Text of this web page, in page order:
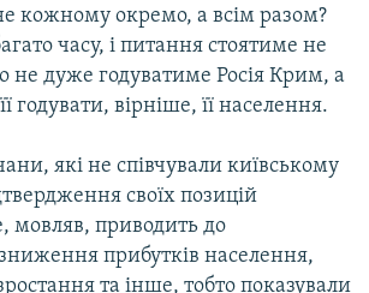
кожному окремо, а всім разом?
часу, і питання стоятиме не
не дуже годуватиме Росія Крим, а
годувати, вірніше, її населення.
які не співчували київському
своїх позицій
мовляв, приводить до
зниження прибутків населення,
та інше, тобто показували